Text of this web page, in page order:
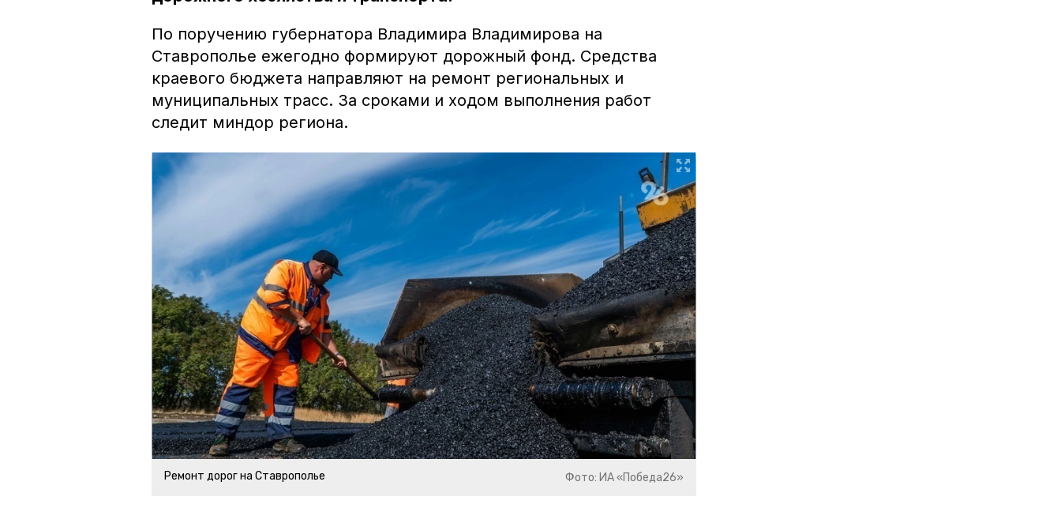
По поручению губернатора Владимира Владимирова на
Ставрополье ежегодно формируют дорожный фонд. Средства
краевого бюджета направляют на ремонт региональных и
муниципальных трасс. За сроками и ходом выполнения работ
следит миндор региона.
Ремонт дорог на Ставрополье Фото: ИА «Победа26»